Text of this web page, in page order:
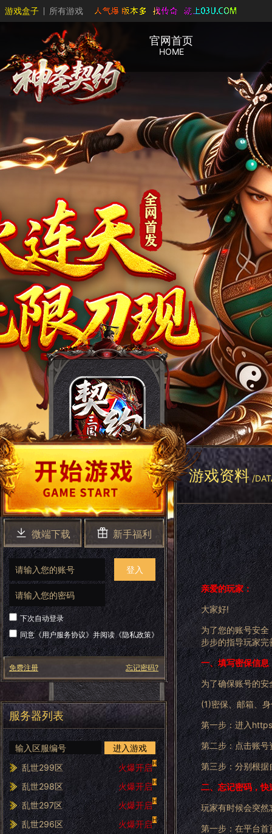
游戏盒子 所有游戏
官网首页
HOME
微端下载 新手福利
登入
下次自动登录
同意《用户服务协议》并阅读《隐私政策》
免费注册 忘记密码?
服务器列表
进入游戏
乱世299区
火爆开启H
乱世298区 火爆开启H
乱世297区 火爆开启H
乱世296区 火爆开启H
游戏资料/
亲爱的玩家：
大家好!
为了您的账号安
步步的指导玩家
一、填写密保信息
为了确保账号的
(1)密保、邮箱、
第一步：进入
第二步：点击账
第三步：分别根
二、忘记密码，快
玩家有时候会突
第一步：在平台首